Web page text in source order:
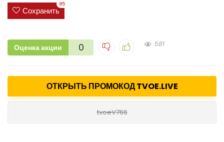
Сохранить
85
Оценка акции 0 581
ОТКРЫТЬ ПРОМОКОД TVOE.LIVE
tvoeV766